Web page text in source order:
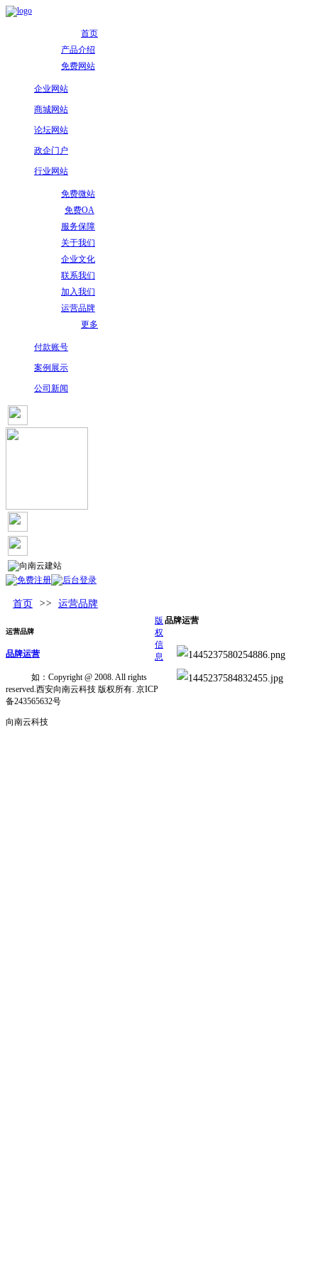
首页
产品介绍
免费网站
企业网站
商城网站
论坛网站
政企门户
行业网站
免费微站
免费OA
服务保障
关于我们
企业文化
联系我们
加入我们
运营品牌
更多
付款账号
案例展示
公司新闻
首页 >> 运营品牌
运营品牌
品牌运营
品牌运营
版
权
信
息
如：Copyright @ 2008. All rights
reserved.西安向南云科技 版权所有. 京ICP
备243565632号
向南云科技